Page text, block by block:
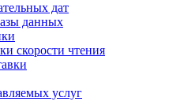
дат
данных
скорости чтения
услуг